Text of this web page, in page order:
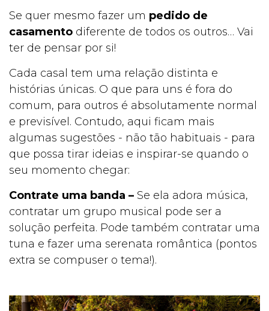
Se quer mesmo fazer um pedido de
casamento diferente de todos os outros… Vai
ter de pensar por si!
Cada casal tem uma relação distinta e
histórias únicas. O que para uns é fora do
comum, para outros é absolutamente normal
e previsível. Contudo, aqui ficam mais
algumas sugestões - não tão habituais - para
que possa tirar ideias e inspirar-se quando o
seu momento chegar:
Contrate uma banda – Se ela adora música,
contratar um grupo musical pode ser a
solução perfeita. Pode também contratar uma
tuna e fazer uma serenata romântica (pontos
extra se compuser o tema!).